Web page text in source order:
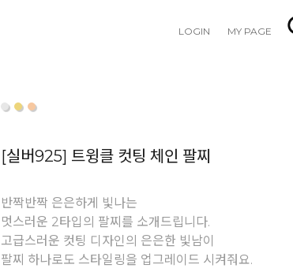
LOGIN MY PAGE
[실버925] 트윙클 컷팅 체인 팔찌
반짝반짝 은은하게 빛나는
멋스러운 2타입의 팔찌를 소개드립니다.
고급스러운 컷팅 디자인의 은은한 빛남이
팔찌 하나로도 스타일링을 업그레이드 시켜줘요.